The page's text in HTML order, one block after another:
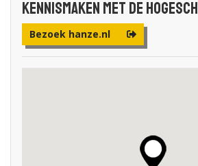
Kennismaken met de
Bezoek hanze.nl